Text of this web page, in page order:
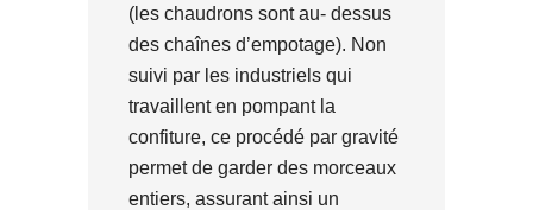
(les chaudrons sont au- dessus
des chaînes d’empotage). Non
suivi par les industriels qui
travaillent en pompant la
confiture, ce procédé par gravité
permet de garder des morceaux
entiers, assurant ainsi un